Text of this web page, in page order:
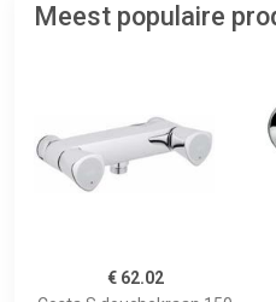
Meest populaire
€ 62.02